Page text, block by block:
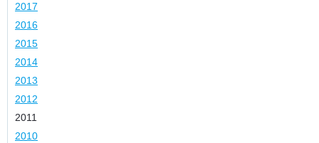
2017
2016
2015
2014
2013
2012
2011
2010